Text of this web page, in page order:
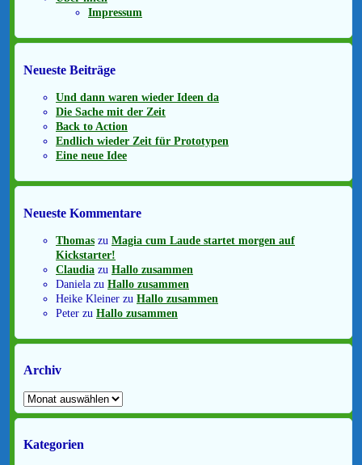
Impressum
Neueste Beiträge
Und dann waren wieder Ideen da
Die Sache mit der Zeit
Back to Action
Endlich wieder Zeit für Prototypen
Eine neue Idee
Neueste Kommentare
Thomas zu Magia cum Laude startet morgen auf
Kickstarter!
Claudia zu Hallo zusammen
Daniela zu Hallo zusammen
Heike Kleiner zu Hallo zusammen
Peter zu Hallo zusammen
Archiv
Archiv
Kategorien